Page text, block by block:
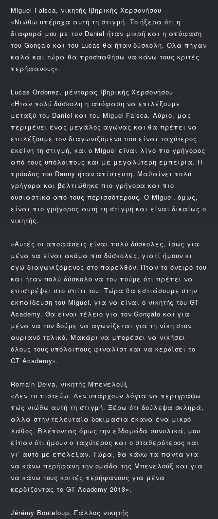
Miguel Faisca, νικητής Ιβηρικής Χερσονήσου
«Νιώθω υπέροχα αυτή τη στιγμή. Το ήξερα ότι η
διαφορά μου με τον Daniel ήταν μικρή και η απόφαση
του Gonçalo και του Lucas θα ήταν δύσκολη. Όλα πήγαν
καλά και τώρα θα προσπαθήσω να κάνω τους κριτές
περήφανους».
Lucas Ordonez, μέντορας Ιβηρικής Χερσονήσου
«Ήταν πολύ δύσκολη η απόφαση να επιλέξουμε
μεταξύ του Daniel και του Miguel Faisca. Αύριο, μας
περιμένει ένας μεγάλος αγώνας και θα πρέπει να
επιλέξουμε τον διαγωνιζόμενο που είναι ταχύτερος
εκείνη τη στιγμή, και ο Miguel είναι λίγο πιο γρήγορος
από τους υπόλοιπους και με μεγαλύτερη εμπειρία. Η
πρόοδος του Danny ήταν απίστευτη. Μαθαίνει πολύ
γρήγορα και βελτιώθηκε πιο γρήγορα και πιο
ουσιαστικά από τους περισσότερους. Ο Miguel, όμως,
είναι πιο γρήγορος αυτή τη στιγμή και είναι δικαίως ο
νικητής.
»Αυτές οι αποφάσεις είναι πολύ δύσκολες, ίσως για
μένα να είναι ακόμα πιο δύσκολες, γιατί ήμουν κι
εγώ διαγωνιζόμενος στο παρελθόν. Ήταν το όνειρό του
και ήταν πολύ δύσκολο να του πούμε ότι πρέπει να
επιστρέψει στο σπίτι του. Τώρα θα εστιάσουμε στην
εκπαίδευση του Miguel, για να είναι ο νικητής του GT
Academy. Θα είναι τέλειο για τον Gonçalo και για
μένα να τον δούμε να αγωνίζεται για τη νίκη στον
αυριανό τελικό. Μακάρι να μπορέσει να νικήσει
όλους τους υπόλοιπους φιναλίστ και να κερδίσει το
GT Academy».
Romain Delva, νικητής Μπενελούξ
«Δεν το πιστεύω. Δεν υπάρχουν λόγια να περιγράψω
πώς νιώθω αυτή τη στιγμή. Ξέρω ότι δούλεψα σκληρά,
αλλά στην τελευταία δοκιμασία έκανα ένα μικρό
λάθος. Βλέποντας όμως την εβδομάδα συνολικά, μου
είπαν ότι ήμουν ο ταχύτερος και ο σταθερότερος και
γι’ αυτό με επέλεξαν. Τώρα, θα κάνω τα πάντα για
να κάνω περήφανη την ομάδα της Μπενελούξ και για
να κάνω τους κριτές περήφανους για μένα
κερδίζοντας το GT Academy 2013».
Jérémy Bouteloup, Γάλλος νικητής